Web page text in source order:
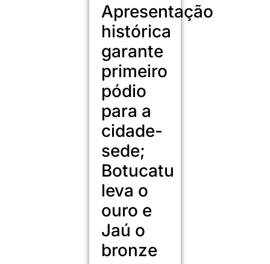
Apresentação
histórica
garante
primeiro
pódio
para a
cidade-
sede;
Botucatu
leva o
ouro e
Jaú o
bronze